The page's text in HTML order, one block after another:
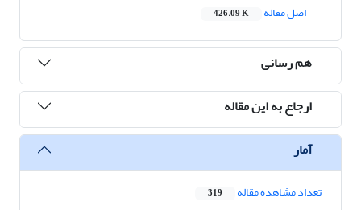
اصل مقاله
426.09 K
هم رسانی
ارجاع به این مقاله
آمار
تعداد مشاهده مقاله 319